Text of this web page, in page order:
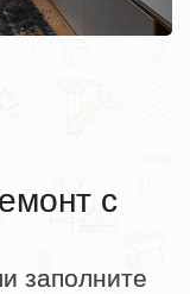
с
заполните